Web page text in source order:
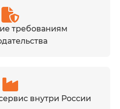
требованиям
внутри России